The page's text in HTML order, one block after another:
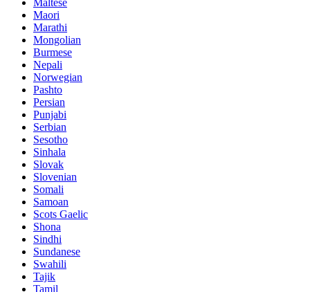
Maori
Marathi
Mongolian
Burmese
Nepali
Norwegian
Pashto
Persian
Punjabi
Serbian
Sesotho
Sinhala
Slovak
Slovenian
Somali
Samoan
Scots Gaelic
Shona
Sindhi
Sundanese
Swahili
Tajik
Tamil